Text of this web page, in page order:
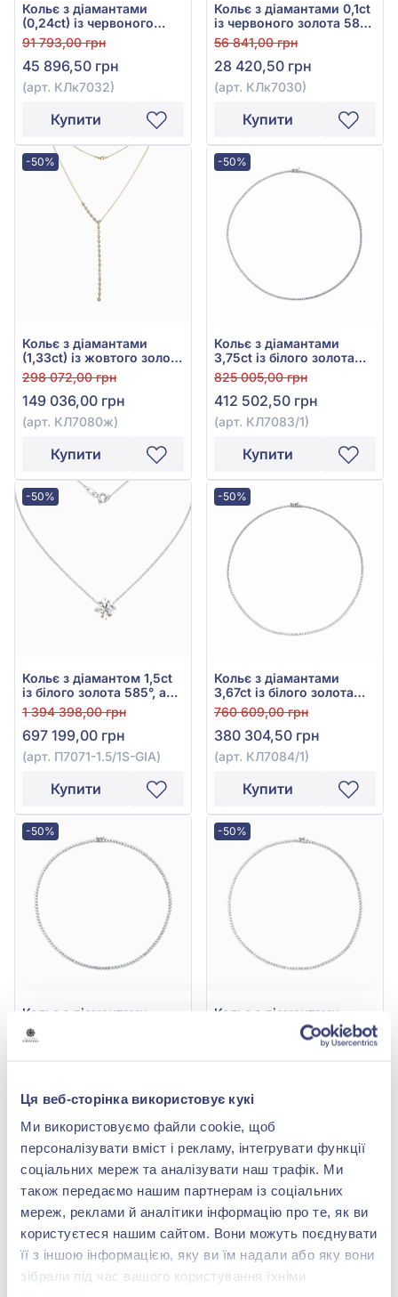
Ця веб-сторінка використовує кукі
Ми використовуємо файли cookie, щоб
персоналізувати вміст і рекламу, інтегрувати функції
соціальних мереж та аналізувати наш трафік. Ми
також передаємо нашим партнерам із соціальних
мереж, реклами й аналітики інформацію про те, як ви
користуєтеся нашим сайтом. Вони можуть поєднувати
її з іншою інформацією, яку ви їм надали або яку вони
зібрали під час вашого користування їхніми
Кольє з діамантами
(0,24ct) із червоного
золота 585°, арт.
КЛк7032
91 793,00 грн
45 896,50 грн
(арт. КЛк7032)
Купити
Кольє з діамантами 0,1ct
із червоного золота 585°,
арт. КЛк7030
56 841,00 грн
28 420,50 грн
(арт. КЛк7030)
Купити
-50%
Кольє з діамантами
(1,33ct) із жовтого золота
585°, арт. КЛ7080ж
298 072,00 грн
149 036,00 грн
(арт. КЛ7080ж)
Купити
-50%
Кольє з діамантами
3,75ct із білого золота
585°, арт. КЛ7083/1
825 005,00 грн
412 502,50 грн
(арт. КЛ7083/1)
Купити
-50%
Кольє з діамантом 1,5ct
із білого золота 585°, арт.
П7071-1.5/1S-GIA
1 394 398,00 грн
697 199,00 грн
(арт. П7071-1.5/1S-GIA)
Купити
-50%
Кольє з діамантами
3,67ct із білого золота
585°, арт. КЛ7084/1
760 609,00 грн
380 304,50 грн
(арт. КЛ7084/1)
Купити
-50%
Кольє з діамантами
14,37ct із білого золота
585°, арт. КЛ7072-3.0/1S
2 643 369,00 грн
(арт. КЛ7072-3.0/1S)
Купити
-50%
Кольє з діамантами
10,85ct із білого золота
585°, арт. КЛ7072-2.60/1S
(арт. КЛ7072-2.60/1S)
Купити